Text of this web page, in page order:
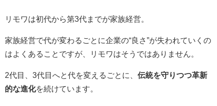
リモワは初代から第3代までが家族経営。
家族経営で代が変わるごとに企業の“良さ”が失われていくの
はよくあることですが、リモワはそうではありません。
2代目、3代目へと代を変えるごとに、 伝統を守りつつ革新
的な進化を続けています。